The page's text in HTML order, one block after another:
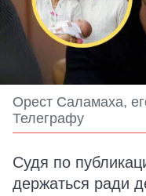
Орест Саламаха,
Телеграфу
Судя по
держаться ради